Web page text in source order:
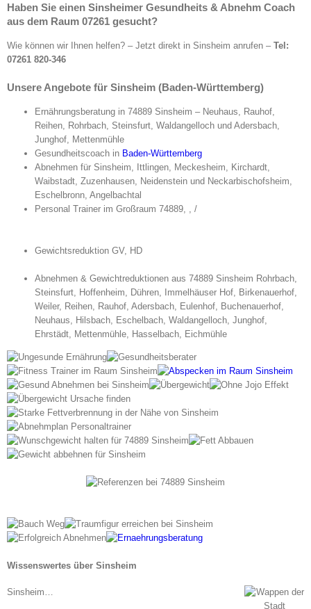
Haben Sie einen Sinsheimer Gesundheits & Abnehm Coach
aus dem Raum 07261 gesucht?
Wie können wir Ihnen helfen? – Jetzt direkt in Sinsheim anrufen – Tel:
07261 820-346
Unsere Angebote für Sinsheim (Baden-Württemberg)
Ernährungsberatung in 74889 Sinsheim – Neuhaus, Rauhof,
Reihen, Rohrbach, Steinsfurt, Waldangelloch und Adersbach,
Junghof, Mettenmühle
Gesundheitscoach in Baden-Württemberg
Abnehmen für Sinsheim, Ittlingen, Meckesheim, Kirchardt,
Waibstadt, Zuzenhausen, Neidenstein und Neckarbischofsheim,
Eschelbronn, Angelbachtal
Personal Trainer im Großraum 74889, , /
Gewichtsreduktion GV, HD
Abnehmen & Gewichtreduktionen aus 74889 Sinsheim Rohrbach,
Steinsfurt, Hoffenheim, Dühren, Immelhäuser Hof, Birkenauerhof,
Weiler, Reihen, Rauhof, Adersbach, Eulenhof, Buchenauerhof,
Neuhaus, Hilsbach, Eschelbach, Waldangelloch, Junghof,
Ehrstädt, Mettenmühle, Hasselbach, Eichmühle
Wissenswertes über Sinsheim
Sinsheim…